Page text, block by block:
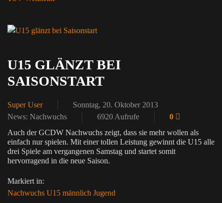
U15 GLÄNZT BEI
SAISONSTART
Super User
Sonntag, 20. Oktober 2013
News: Nachwuchs
6920 Aufrufe
0
Auch der GCDW Nachwuchs zeigt, dass sie mehr wollen als
einfach nur spielen. Mit einer tollen Leistung gewinnt die U15 alle
drei Spiele am vergangenen Samstag und startet somit
hervorragend in die neue Saison.
Markiert in:
Nachwuchs U15 männlich Jugend